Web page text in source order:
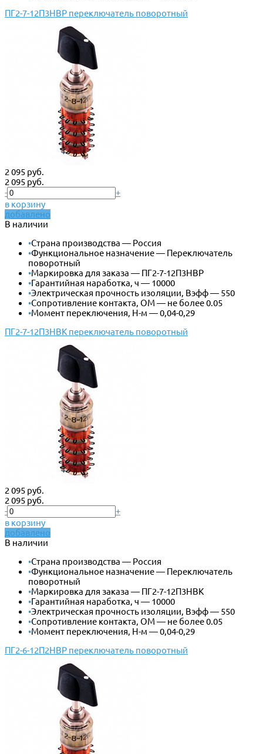
ПГ2-7-12П3НВР переключатель поворотный
2 095 руб.
2 095 руб.
-
+
в корзину
добавлено
В наличии
•Страна производства — Россия
•Функциональное назначение — Переключатель
поворотный
•Маркировка для заказа — ПГ2-7-12П3НВР
•Гарантийная наработка, ч — 10000
•Электрическая прочность изоляции, Вэфф — 550
•Сопротивление контакта, ОМ — не более 0.05
•Момент переключения, Н-м — 0,04-0,29
ПГ2-7-12П3НВК переключатель поворотный
2 095 руб.
2 095 руб.
-
+
в корзину
добавлено
В наличии
•Страна производства — Россия
•Функциональное назначение — Переключатель
поворотный
•Маркировка для заказа — ПГ2-7-12П3НВК
•Гарантийная наработка, ч — 10000
•Электрическая прочность изоляции, Вэфф — 550
•Сопротивление контакта, ОМ — не более 0.05
•Момент переключения, Н-м — 0,04-0,29
ПГ2-6-12П2НВР переключатель поворотный